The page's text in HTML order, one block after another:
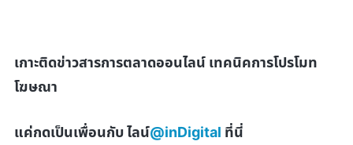
เกาะติดข่าวสารการตลาดออนไลน์ เทคนิคการโปรโมท
โฆษณา
แค่กดเป็นเพื่อนกับ ไลน์@inDigital ที่นี่